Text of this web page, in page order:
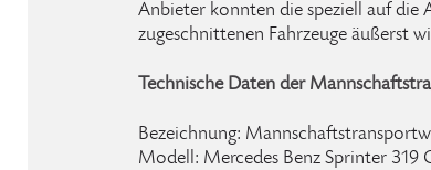
Anbieter konnten die speziell auf die
zugeschnittenen Fahrzeuge äußerst
Technische Daten der
Bezeichnung:
Modell: Mercedes Benz Sprinter 319